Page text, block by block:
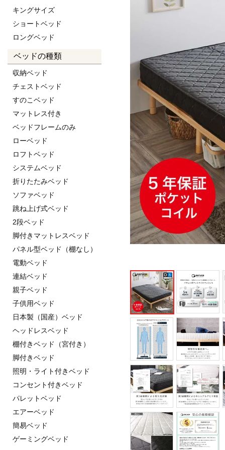
キングサイズ
ショートベッド
ロングベッド
ベッドの種類
収納ベッド
チェストベッド
すのこベッド
マットレス付き
ベッドフレームのみ
ローベッド
ロフトベッド
システムベッド
折りたたみベッド
ソファベッド
跳ね上げ式ベッド
2段ベッド
脚付きマットレスベッド
パネル型ベッド（棚なし）
電動ベッド
連結ベッド
親子ベッド
子供用ベッド
日本製（国産）ベッド
ヘッドレスベッド
棚付きベッド（宮付き）
脚付きベッド
照明・ライト付きベッド
コンセント付きベッド
パレットベッド
エアーベッド
簡易ベッド
ゲーミングベッド